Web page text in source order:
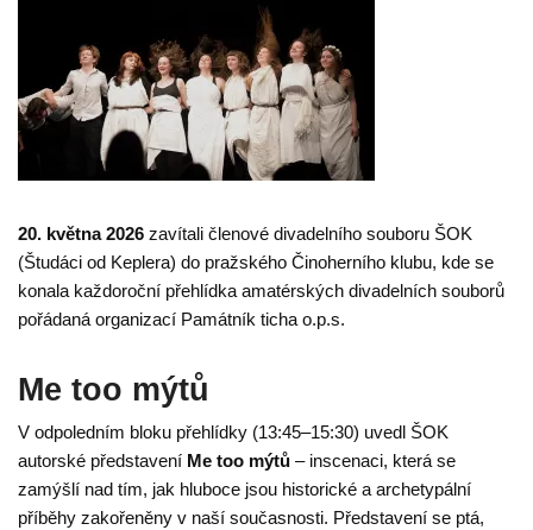
20. května 2026 zavítali členové divadelního souboru ŠOK
(Študáci od Keplera) do pražského Činoherního klubu, kde se
konala každoroční přehlídka amatérských divadelních souborů
pořádaná organizací Památník ticha o.p.s.
Me too mýtů
V odpoledním bloku přehlídky (13:45–15:30) uvedl ŠOK
autorské představení Me too mýtů – inscenaci, která se
zamýšlí nad tím, jak hluboce jsou historické a archetypální
příběhy zakořeněny v naší současnosti. Představení se ptá,